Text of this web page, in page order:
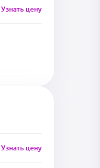
Узнать цену
Узнать цену